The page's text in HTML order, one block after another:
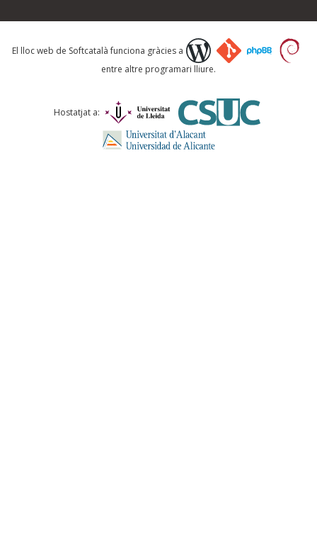
Què proposeu?
Comentari *
El lloc web de Softcatalà funciona gràcies a
entre altre programari lliure.
Hostatjat a: